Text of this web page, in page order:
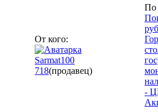
От кого:
Sarmat100
718(продавец)
По
-